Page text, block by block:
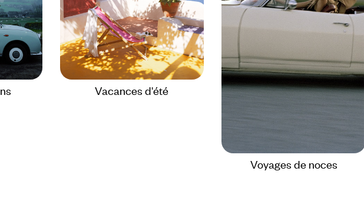
Vacances d'été
Voyages de noces